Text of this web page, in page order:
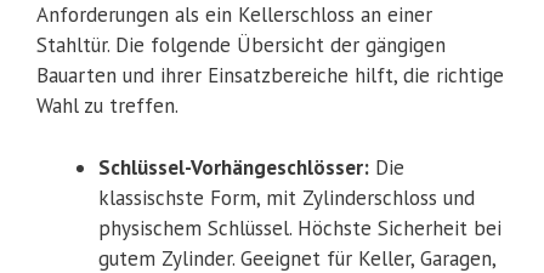
Anforderungen als ein Kellerschloss an einer
Stahltür. Die folgende Übersicht der gängigen
Bauarten und ihrer Einsatzbereiche hilft, die richtige
Wahl zu treffen.
Schlüssel-Vorhängeschlösser: Die
klassischste Form, mit Zylinderschloss und
physischem Schlüssel. Höchste Sicherheit bei
gutem Zylinder. Geeignet für Keller, Garagen,